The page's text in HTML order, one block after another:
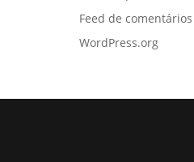
Feed de comentários
WordPress.org